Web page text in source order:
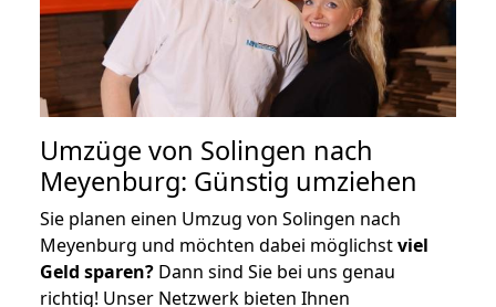
Umzüge von Solingen nach
Meyenburg: Günstig umziehen
Sie planen einen Umzug von Solingen nach
Meyenburg und möchten dabei möglichstviel
Geld sparen? Dann sind Sie bei uns genau
richtig! Unser Netzwerk bieten Ihnen